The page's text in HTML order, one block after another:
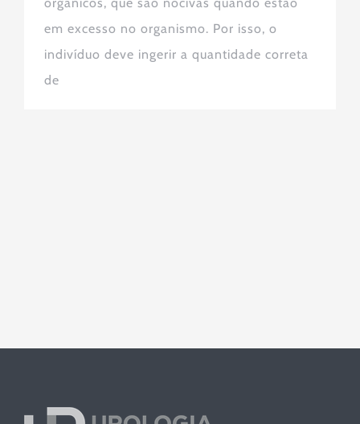
orgânicos, que são nocivas quando estão
em excesso no organismo. Por isso, o
indivíduo deve ingerir a quantidade correta
de